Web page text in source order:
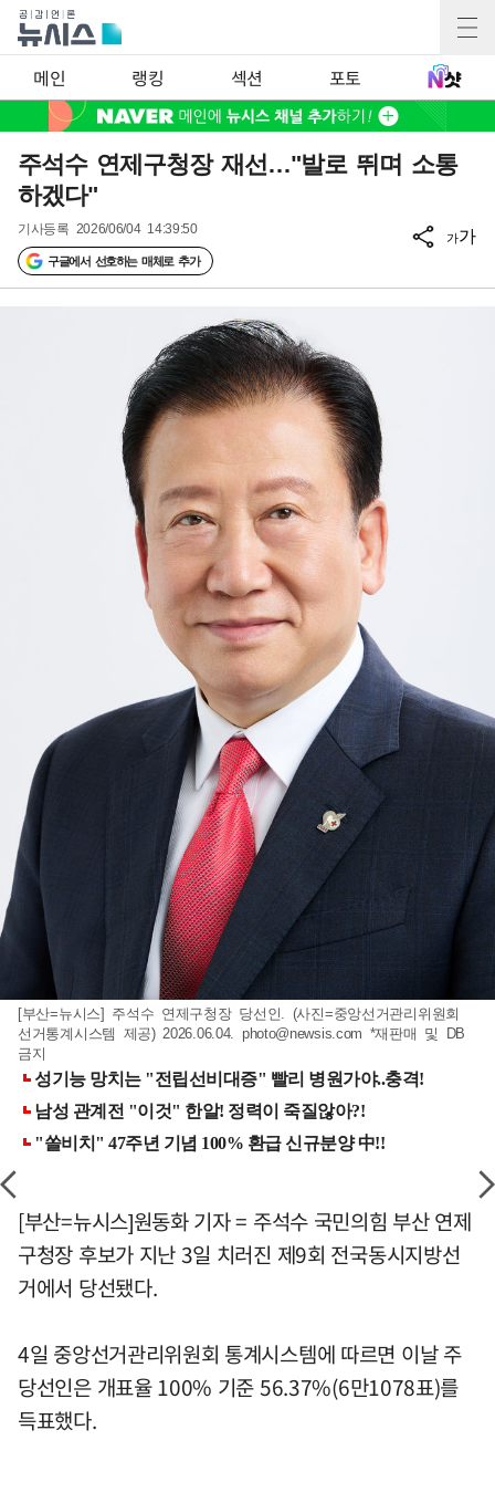
메인 랭킹 섹션 포토
주석수 연제구청장 재선…"발로 뛰며 소통
하겠다"
기사등록 2026/06/04 14:39:50
구글에서 선호하는 매체로 추가
가가
[부산=뉴시스] 주석수 연제구청장 당선인. (사진=중앙선거관리위원회
선거통계시스템 제공) 2026.06.04. photo@newsis.com *재판매 및 DB
금지
[부산=뉴시스]원동화 기자 = 주석수 국민의힘 부산 연제
구청장 후보가 지난 3일 치러진 제9회 전국동시지방선
거에서 당선됐다.
4일 중앙선거관리위원회 통계시스템에 따르면 이날 주
당선인은 개표율 100% 기준 56.37%(6만1078표)를
득표했다.